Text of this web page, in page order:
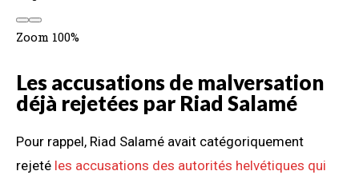
Zoom 100%
Les accusations de malversation
déjà rejetées par Riad Salamé
Pour rappel, Riad Salamé avait catégoriquement
rejeté les accusations des autorités helvétiques qui